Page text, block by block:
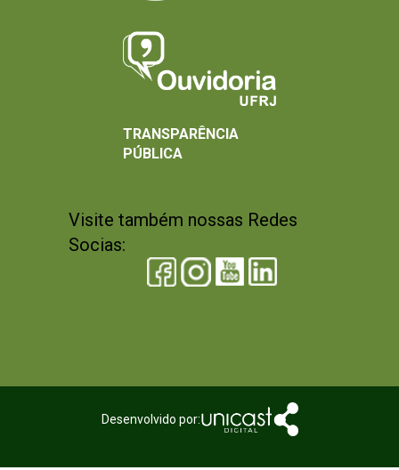
Visite também nossas Redes
Socias:
TRANSPARÊNCIA
PÚBLICA
Desenvolvido por: